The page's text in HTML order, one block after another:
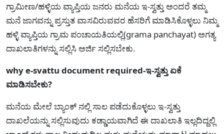
ಗ್ರಾಮೀಣ/ಹಳ್ಳಿಯ ವ್ಯಾಪ್ತಿಯ ಜನರು ಮನೆಯ ಇ-ಸ್ವತ್ತು ಅಂದರೆ ತಮ್ಮ
ಮನೆ ಜಾಗವನ್ನು ಪ್ರಸ್ತುತ ವಾಸವಿರುವವರ ಹೆಸರಿಗೆ ಮಾಡಿಸಿಕೊಳ್ಳಲು ನಿಮ್ಮ
ಹಳ್ಳಿ ವ್ಯಾಪ್ತಿಯ ಗ್ರಾಮ ಪಂಚಾಯತಿಯಲ್ಲಿ(grama panchayat) ಅಗತ್ಯ
ದಾಖಲಾತಿಗಳನ್ನು ಸಲ್ಲಿಸಿ ಅರ್ಜಿ ಸಲ್ಲಿಸಬೇಕು.
why e-svattu document required-ಇ-ಸ್ವತ್ತು ಏಕೆ
ಮಾಡಿಸಬೇಕು?
ಮನೆಯ ಮೇಲೆ ಬ್ಯಾಂಕ್ ನಲ್ಲಿ ಸಾಲ ಪಡೆದುಕೊಳ್ಳಲು ಇ-ಸ್ವತ್ತು
ದಾಖಲೆಯನ್ನು ಸಲ್ಲಿಸುವುದು ಕಡ್ಡಾಯವಾಗಿದೆ ಈ ದಾಖಲಾತಿ ಇಲ್ಲದಿದ್ದಲ್ಲಿ